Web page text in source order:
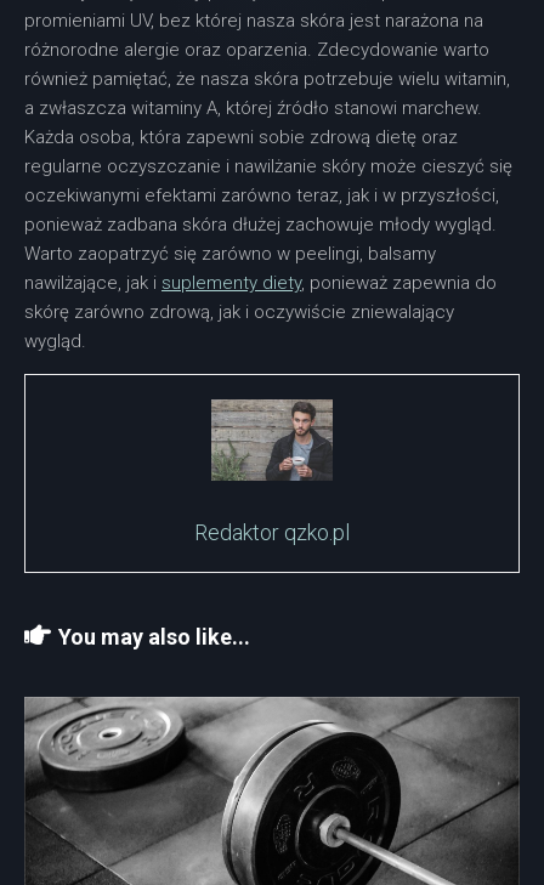
promieniami UV, bez której nasza skóra jest narażona na
różnorodne alergie oraz oparzenia. Zdecydowanie warto
również pamiętać, że nasza skóra potrzebuje wielu witamin,
a zwłaszcza witaminy A, której źródło stanowi marchew.
Każda osoba, która zapewni sobie zdrową dietę oraz
regularne oczyszczanie i nawilżanie skóry może cieszyć się
oczekiwanymi efektami zarówno teraz, jak i w przyszłości,
ponieważ zadbana skóra dłużej zachowuje młody wygląd.
Warto zaopatrzyć się zarówno w peelingi, balsamy
nawilżające, jak i suplementy diety, ponieważ zapewnia do
skórę zarówno zdrową, jak i oczywiście zniewalający
wygląd.
Redaktor qzko.pl
You may also like...